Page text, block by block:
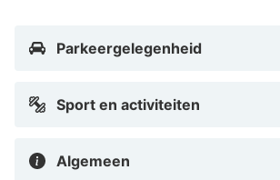
Parkeergelegenheid
Sport en activiteiten
Algemeen